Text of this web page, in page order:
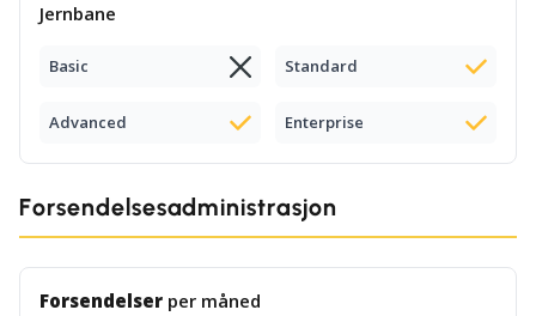
Jernbane
Basic Standard
Advanced Enterprise
Forsendelsesadministrasjon
Forsendelser per måned